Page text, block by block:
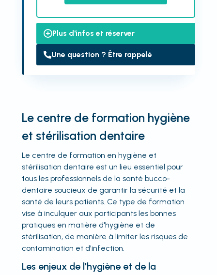
Plus d'infos et réserver
Une question ? Être rappelé
Le centre de formation hygiène
et stérilisation dentaire
Le centre de formation en hygiène et
stérilisation dentaire est un lieu essentiel pour
tous les professionnels de la santé bucco-
dentaire soucieux de garantir la sécurité et la
santé de leurs patients. Ce type de formation
vise à inculquer aux participants les bonnes
pratiques en matière d'hygiène et de
stérilisation, de manière à limiter les risques de
contamination et d'infection.
Les enjeux de l'hygiène et de la